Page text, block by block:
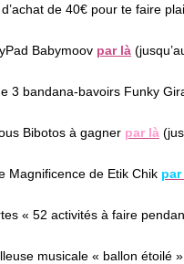
de 40€ pour te faire
Babymoov par là
3 bandana-bavoirs Funky
Bibotos à gagner par là
Magnificence de Etik Chik par
« 52 activités à faire
musicale « ballon étoilé